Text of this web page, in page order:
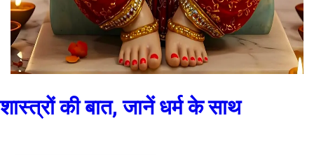
शास्त्रों की बात, जानें धर्म के साथ